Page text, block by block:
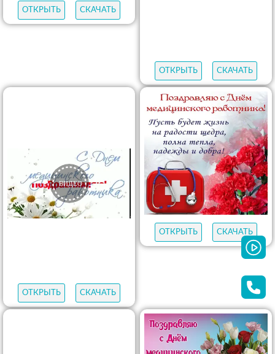
ОТКРЫТЬ СКАЧАТЬ
ОТКРЫТЬ СКАЧАТЬ
ОТКРЫТЬ СКАЧАТЬ
ОТКРЫТЬ СКАЧАТЬ